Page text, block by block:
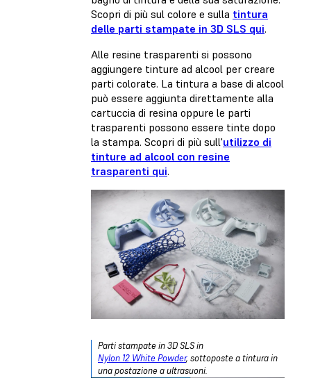
Scopri di più sul colore e sulla tintura
delle parti stampate in 3D SLS qui.
Alle resine trasparenti si possono
aggiungere tinture ad alcool per creare
parti colorate. La tintura a base di alcool
può essere aggiunta direttamente alla
cartuccia di resina oppure le parti
trasparenti possono essere tinte dopo
la stampa. Scopri di più sull'utilizzo di
tinture ad alcool con resine
trasparenti qui.
Parti stampate in 3D SLS in
Nylon 12 White Powder, sottoposte a tintura in
una postazione a ultrasuoni.